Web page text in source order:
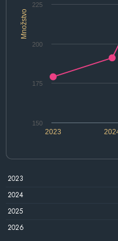
Množstvo
2023
150
175
200
225
2023
2024
2025
2026